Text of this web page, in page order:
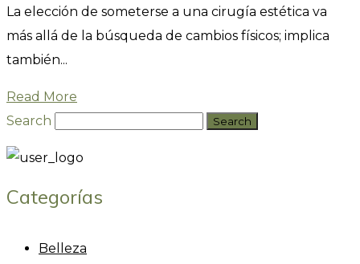
La elección de someterse a una cirugía estética va
más allá de la búsqueda de cambios físicos; implica
también...
Read More
Search
Categorías
Belleza